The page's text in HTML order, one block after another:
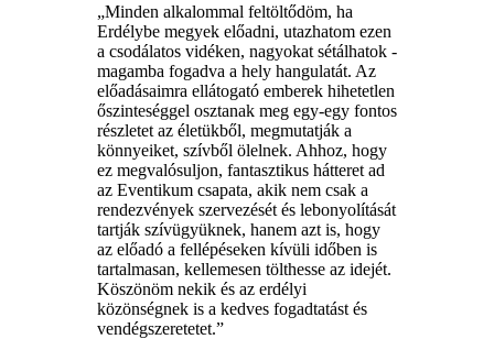
„Minden alkalommal feltöltődöm, ha
Erdélybe megyek előadni, utazhatom ezen
a csodálatos vidéken, nagyokat sétálhatok -
magamba fogadva a hely hangulatát. Az
előadásaimra ellátogató emberek hihetetlen
őszinteséggel osztanak meg egy-egy fontos
részletet az életükből, megmutatják a
könnyeiket, szívből ölelnek. Ahhoz, hogy
ez megvalósuljon, fantasztikus hátteret ad
az Eventikum csapata, akik nem csak a
rendezvények szervezését és lebonyolítását
tartják szívügyüknek, hanem azt is, hogy
az előadó a fellépéseken kívüli időben is
tartalmasan, kellemesen tölthesse az idejét.
Köszönöm nekik és az erdélyi
közönségnek is a kedves fogadtatást és
vendégszeretetet.”